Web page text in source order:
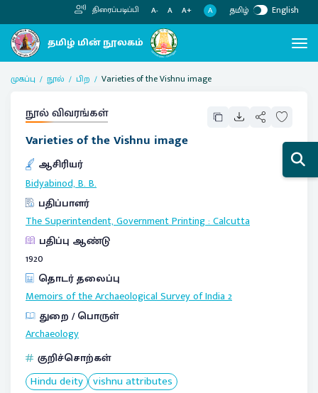
திரைப்படிப்பி A- A A+ A தமிழ் English
முகப்பு நூல் பிற Varieties of the Vishnu image
நூல் விவரங்கள்
Varieties of the Vishnu image
ஆசிரியர்
Bidyabinod, B. B.
பதிப்பாளர்
The Superintendent, Government Printing:Calcutta
பதிப்பு ஆண்டு
1920
தொடர் தலைப்பு
Memoirs of the Archaeological Survey of India2
துறை / பொருள்
Archaeology
குறிச்சொற்கள்
Hindu deity vishnu attributes